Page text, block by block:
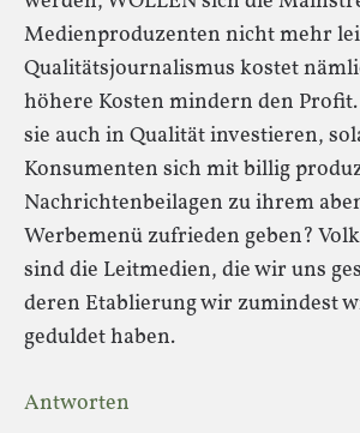
Medienproduzenten nicht mehr
Qualitätsjournalismus kostet
höhere Kosten mindern den
sie auch in Qualität investieren,
Konsumenten sich mit billig
Nachrichtenbeilagen zu ihrem
Werbemenü zufrieden geben?
sind die Leitmedien, die wir uns
deren Etablierung wir zumindest
geduldet haben.
Antworten